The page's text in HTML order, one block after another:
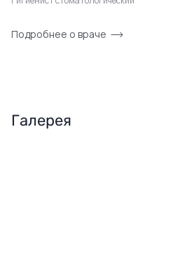
Подробнее о враче
Галерея